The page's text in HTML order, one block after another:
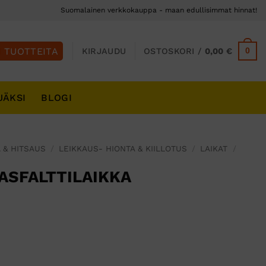
Suomalainen verkkokauppa - maan edullisimmat hinnat!
KIRJAUDU OSTOSKORI / 0,00€ 0
BLOGI
& HITSAUS LEIKKAUS- HIONTA & KIILLOTUS LAIKAT